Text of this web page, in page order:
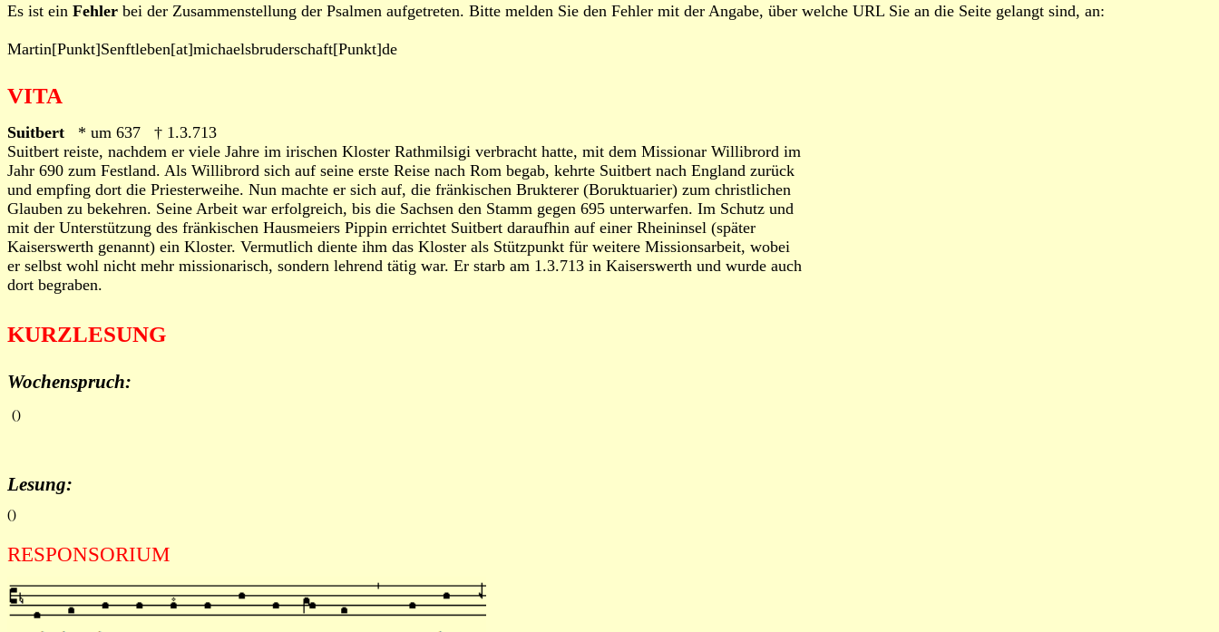
Es ist ein Fehler bei der Zusammenstellung der Psalmen aufgetreten. Bitte melden Sie den Fehler mit der Angabe, über welche URL Sie an die Seite gelangt sind, an:
Martin[Punkt]Senftleben[at]michaelsbruderschaft[Punkt]de
VITA
Suitbert * um 637 † 1.3.713
Suitbert reiste, nachdem er viele Jahre im irischen Kloster Rathmilsigi verbracht hatte, mit dem Missionar Willibrord im
Jahr 690 zum Festland. Als Willibrord sich auf seine erste Reise nach Rom begab, kehrte Suitbert nach England zurück
und empfing dort die Priesterweihe. Nun machte er sich auf, die fränkischen Brukterer (Boruktuarier) zum christlichen
Glauben zu bekehren. Seine Arbeit war erfolgreich, bis die Sachsen den Stamm gegen 695 unterwarfen. Im Schutz und
mit der Unterstützung des fränkischen Hausmeiers Pippin errichtet Suitbert daraufhin auf einer Rheininsel (später
Kaiserswerth genannt) ein Kloster. Vermutlich diente ihm das Kloster als Stützpunkt für weitere Missionsarbeit, wobei
er selbst wohl nicht mehr missionarisch, sondern lehrend tätig war. Er starb am 1.3.713 in Kaiserswerth und wurde auch
dort begraben.
KURZLESUNG
Wochenspruch:
()
Lesung:
()
RESPONSORIUM